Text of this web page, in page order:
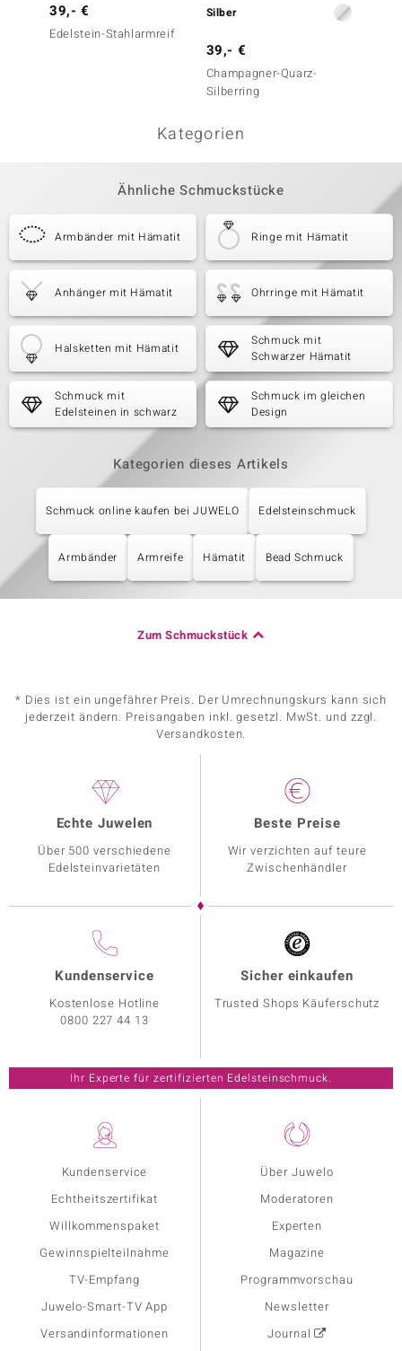
39,- €
Edelstein-Stahlarmreif
Silber
39,- €
Champagner-Quarz-
Silberring
Kategorien
Ähnliche Schmuckstücke
Armbänder mit Hämatit Ringe mit Hämatit
Anhänger mit Hämatit Ohrringe mit Hämatit
Halsketten mit Hämatit
Schmuck mit
Schwarzer Hämatit
Schmuck mit
Edelsteinen in schwarz
Schmuck im gleichen
Design
Kategorien dieses Artikels
Schmuck online kaufen bei JUWELO Edelsteinschmuck
Armbänder Armreife Hämatit Bead Schmuck
Zum Schmuckstück
* Dies ist ein ungefährer Preis. Der Umrechnungskurs kann sich
jederzeit ändern. Preisangaben inkl. gesetzl. MwSt. und zzgl.
Versandkosten.
Kundenservice
Echtheitszertifikat
Willkommenspaket
Gewinnspielteilnahme
TV-Empfang
Juwelo-Smart-TV App
Versandinformationen
Über Juwelo
Moderatoren
Experten
Magazine
Programmvorschau
Newsletter
Journal
Echte Juwelen
Über 500 verschiedene
Edelsteinvarietäten
Beste Preise
Wir verzichten auf teure
Zwischenhändler
Kundenservice
Kostenlose Hotline
0800 227 44 13
Sicher einkaufen
Trusted Shops Käuferschutz
Ihr Experte für zertifizierten Edelsteinschmuck.